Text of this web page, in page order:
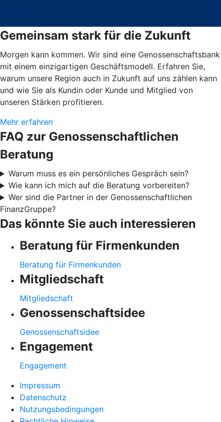
Gemeinsam stark für die Zukunft
Morgen kann kommen. Wir sind eine Genossenschaftsbank
mit einem einzigartigen Geschäftsmodell. Erfahren Sie,
warum unsere Region auch in Zukunft auf uns zählen kann
und wie Sie als Kundin oder Kunde und Mitglied von
unseren Stärken profitieren.
Mehr erfahren
FAQ zur Genossenschaftlichen
Beratung
Warum muss es ein persönliches Gespräch sein?
Wie kann ich mich auf die Beratung vorbereiten?
Wer sind die Partner in der Genossenschaftlichen
FinanzGruppe?
Das könnte Sie auch interessieren
Beratung für Firmenkunden
Beratung für Firmenkunden
Mitgliedschaft
Mitgliedschaft
Genossenschaftsidee
Genossenschaftsidee
Engagement
Engagement
Impressum
Datenschutz
Nutzungsbedingungen